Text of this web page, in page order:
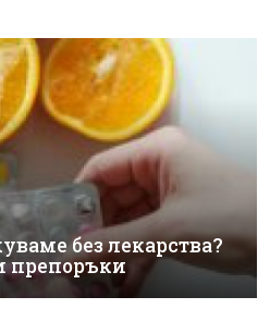
без лекарства?
препоръки